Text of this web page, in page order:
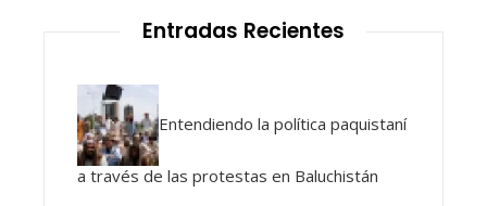
Entradas Recientes
Entendiendo la política paquistaní
a través de las protestas en Baluchistán